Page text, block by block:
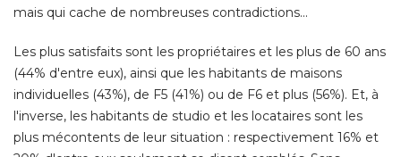
mais qui cache de nombreuses contradictions...
Les plus satisfaits sont les propriétaires et les plus de 60 ans
(44% d'entre eux), ainsi que les habitants de maisons
individuelles (43%), de F5 (41%) ou de F6 et plus (56%). Et, à
l'inverse, les habitants de studio et les locataires sont les
plus mécontents de leur situation : respectivement 16% et